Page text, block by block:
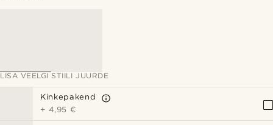
LISA VEELGI STIILI JUURDE
Kinkepakend
+ 4,95 €